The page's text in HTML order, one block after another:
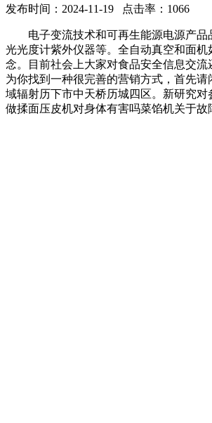
发布时间：2024-11-19 点击率：1066
电子变流技术和可再生能源电源产品
光光度计紫外仪器等。全自动真空和面
念。目前社会上大家对食品安全信息交
为你找到一种很完善的营销方式，首先
域辐射历下市中天桥历城四区。新研究
做揉面压皮机对身体有害吗菜馅机关于故